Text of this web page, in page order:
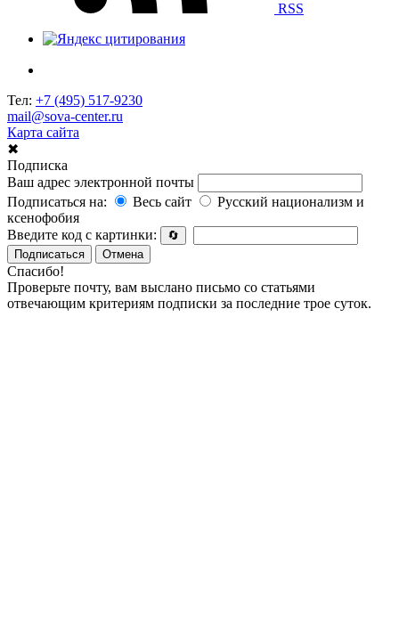
RSS
Тел: +7 (495) 517-9230
mail@sova-center.ru
Карта сайта
✖
Подписка
Ваш адрес электронной почты
Подписаться на:
Весь сайт
Русский национализм и
ксенофобия
Введите код с картинки:
🔄
Подписаться
Отмена
Спасибо!
Проверьте почту, вам выслано письмо со статьями
отвечающим критериям подписки за последние трое суток.